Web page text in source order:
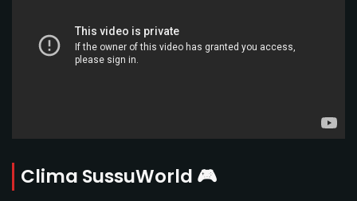
Clima SussuWorld 🎮